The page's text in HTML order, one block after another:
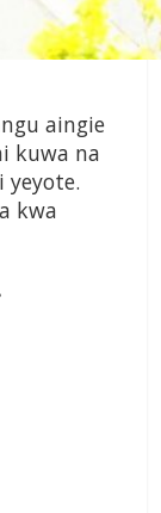
aingie
kuwa na
yeyote.
kwa